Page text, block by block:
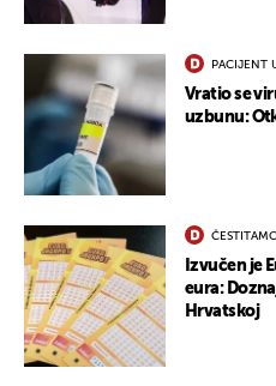
PACIJENT
Vratio se
uzbunu:
Izvučen je
eura:
Hrvatskoj